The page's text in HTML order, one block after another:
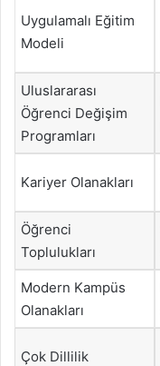
Uygulamalı Eğitim
Modeli
Uluslararası
Öğrenci Değişim
Programları
Kariyer Olanakları
Öğrenci
Toplulukları
Modern Kampüs
Olanakları
Çok Dillilik